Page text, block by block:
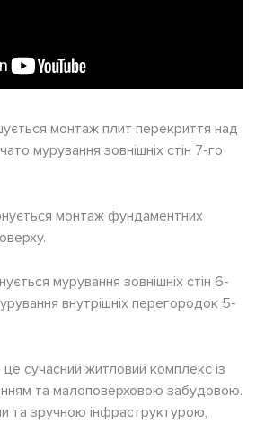
монтаж плит перекриття над
мурування зовнішніх стін 7-го
монтаж фундаментних
мурування зовнішніх стін 6-
внутрішніх перегородок 5-
сучасний житловий комплекс із
та малоповерховою забудовою.
та зручною інфраструктурою,